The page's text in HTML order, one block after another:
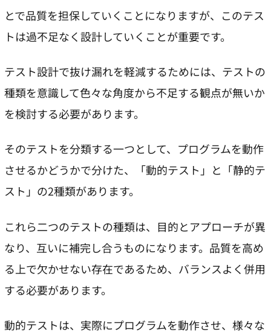
とで品質を担保していくことになりますが、このテス
トは過不足なく設計していくことが重要です。
テスト設計で抜け漏れを軽減するためには、テストの
種類を意識して色々な角度から不足する観点が無いか
を検討する必要があります。
そのテストを分類する一つとして、プログラムを動作
させるかどうかで分けた、「動的テスト」と「静的テ
スト」の2種類があります。
これら二つのテストの種類は、目的とアプローチが異
なり、互いに補完し合うものになります。品質を高め
る上で欠かせない存在であるため、バランスよく併用
する必要があります。
動的テストは、実際にプログラムを動作させ、様々な